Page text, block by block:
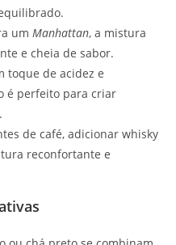
um Manhattan, a mistura
e cheia de sabor.
toque de acidez e
é perfeito para criar
.
de café, adicionar whisky
reconfortante e